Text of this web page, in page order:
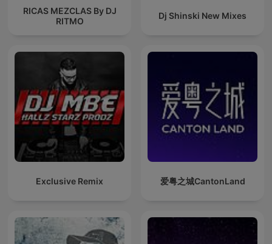
RICAS MEZCLAS By DJ
RITMO
Dj Shinski New Mixes
Exclusive Remix 爱粤之城CantonLand